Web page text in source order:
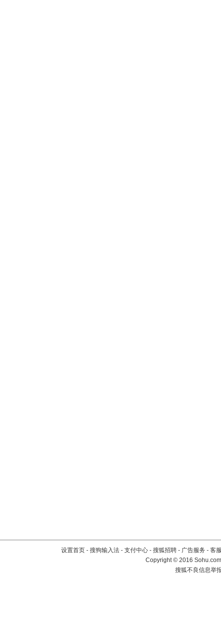
设置首页 - 搜狗输入法 - 支付中心 - 搜狐招聘 - 广告服务 - 客
Copyright©2016
搜狐不良信息举